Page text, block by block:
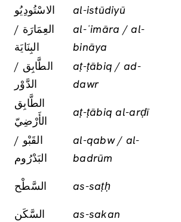
الاسْتُودِيُو al-istūdiyū
العِمَارَة /
البِنَايَة
al-ʿimāra / al-
bināya
الطَّابِق /
الدَّوْر
aṭ-ṭābiq / ad-
dawr
الطَّابِق
الأَرْضِيّ
aṭ-ṭābiq al-arḍī
القَبْو /
البَدْرُوم
al-qabw / al-
badrūm
السَّطْح as-saṭḥ
السَّكَن
as-sakan